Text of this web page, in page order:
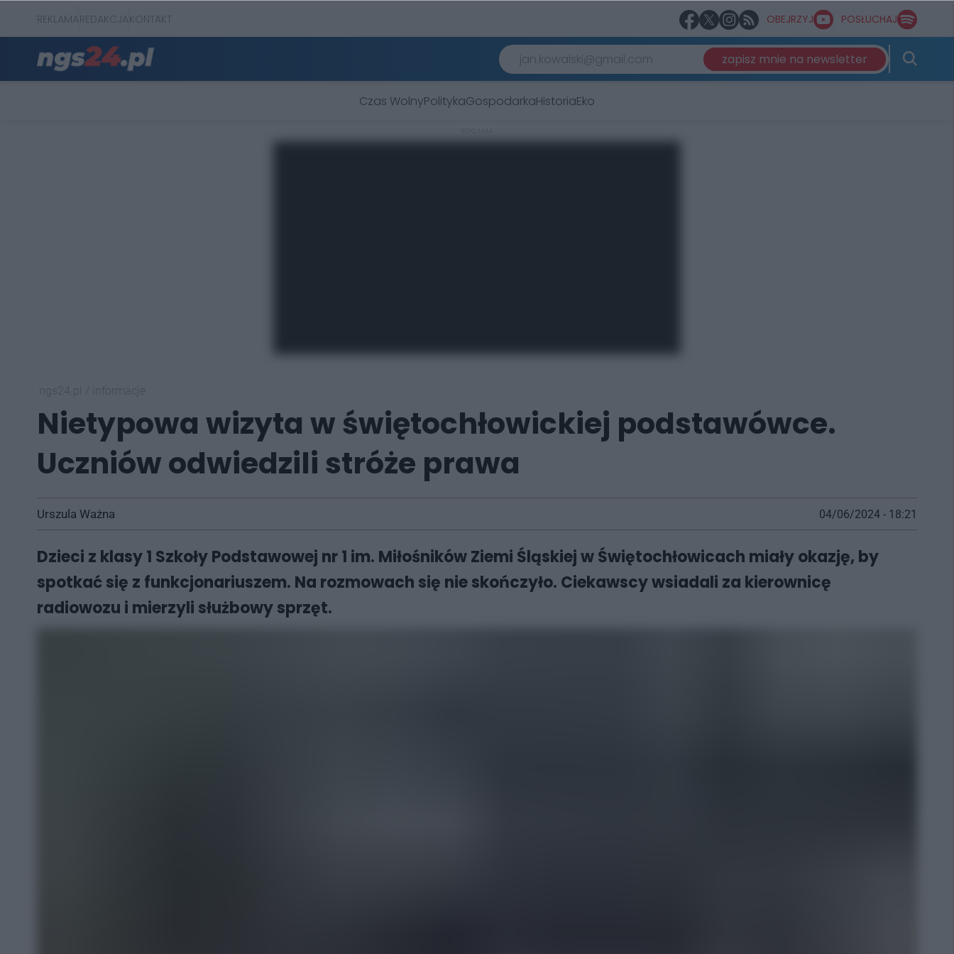
REKLAMAREDAKCJAKONTAKT OBEJRZYJ POSŁUCHAJ
zapisz mnie na newsletter
Czas WolnyPolitykaGospodarkaHistoriaEko
Nietypowa wizyta w świętochłowickiej podstawówce.
Uczniów odwiedzili stróże prawa
Urszula Ważna 04/06/2024 - 18:21
Dzieci z klasy 1 Szkoły Podstawowej nr 1 im. Miłośników Ziemi Śląskiej w Świętochłowicach miały okazję, by
spotkać się z funkcjonariuszem. Na rozmowach się nie skończyło. Ciekawscy wsiadali za kierownicę
radiowozu i mierzyli służbowy sprzęt.